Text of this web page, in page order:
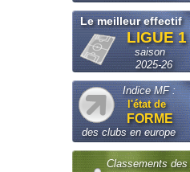
Le meilleur effectif
LIGUE 1
saison
2025-26
Indice MF :
l'état de
FORME
des clubs en europe
Classements des